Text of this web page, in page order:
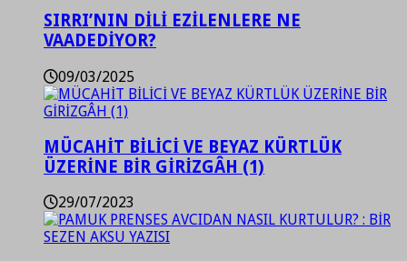
SIRRI’NIN DİLİ EZİLENLERE NE
VAADEDİYOR?
09/03/2025
MÜCAHİT BİLİCİ VE BEYAZ KÜRTLÜK
ÜZERİNE BİR GİRİZGÂH (1)
29/07/2023